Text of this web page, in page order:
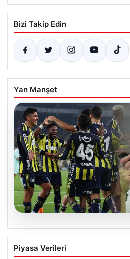
Bizi Takip Edin
Yan Manşet
Atletico Mineiro’dan
orta sahasına sürpriz
Piyasa Verileri